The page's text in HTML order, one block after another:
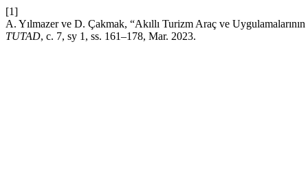
[1]
A. Yılmazer ve D. Çakmak, “Akıllı Turizm Araç ve
TUTAD, c. 7, sy 1, ss. 161–178, Mar. 2023.